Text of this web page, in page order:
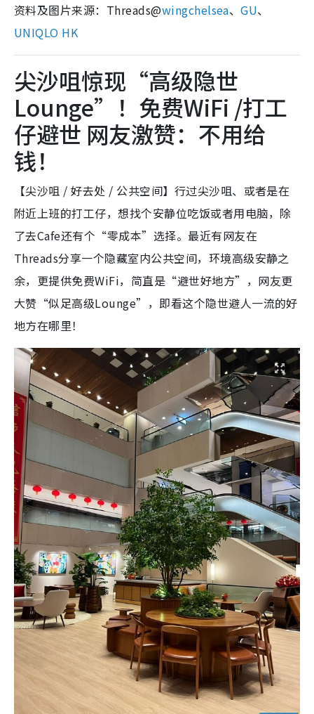
资料及图片来源：Threads@wingchelsea、GU、
UNIQLO HK
尖沙咀惊现“高级隐世
Lounge”！免费WiFi /打工
仔避世 网友激赞：不用给
钱！
【尖沙咀 / 好去处 / 公共空间】行过尖沙咀、或者是在
附近上班的打工仔，想找个安静位吃饭或者用电脑，除
了去Cafe还有个“零成本”选择。最近有网友在
Threads分享一个隐藏室内公共空间，环境高级安静之
余，更提供免费WiFi，简直是“避世好地方”，网友更
大赞“似足高级Lounge”，即看这个隐世避人一流的好
地方在哪里！